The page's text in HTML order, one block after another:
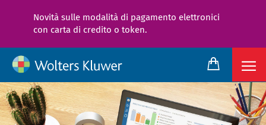
Novità sulle modalità di pagamento elettronici
con carta di credito o token.